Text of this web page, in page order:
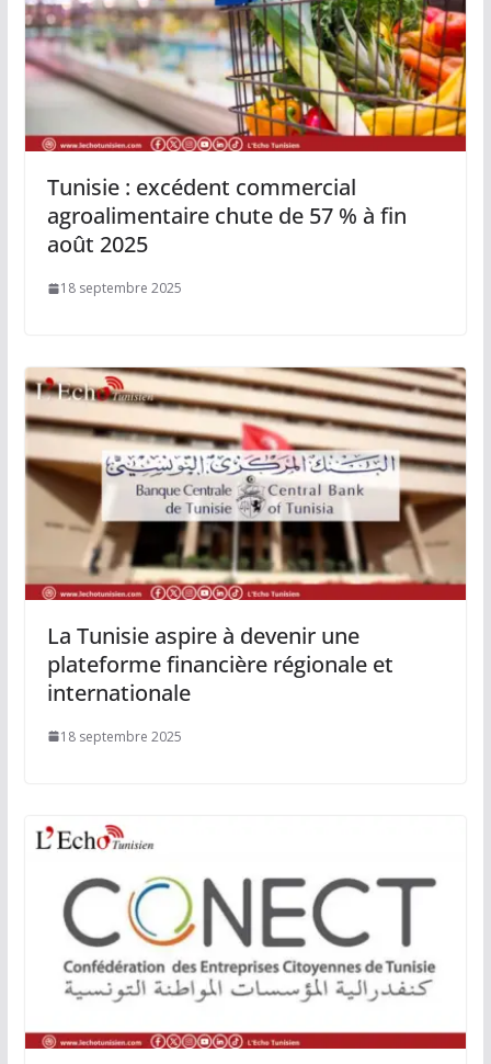
Tunisie : excédent commercial
agroalimentaire chute de 57 % à fin
août 2025
18 septembre 2025
La Tunisie aspire à devenir une
plateforme financière régionale et
internationale
18 septembre 2025